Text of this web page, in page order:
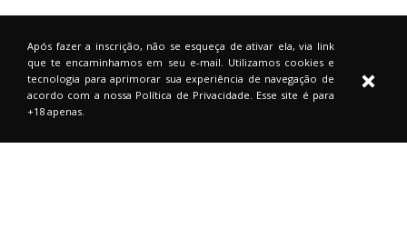
Após fazer a inscrição, não se esqueça de ativar ela, via link
que te encaminhamos em seu e-mail. Utilizamos cookies e
tecnologia para aprimorar sua experiência de navegação de
acordo com a nossa Política de Privacidade. Esse site é para
+18 apenas.